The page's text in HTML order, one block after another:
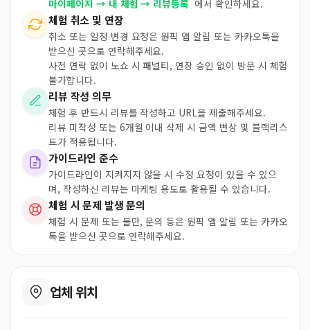
마이페이지 → 내 체험 → 리뷰등록 에서 확인하세요.
체험 취소 및 연장
취소 또는 일정 변경 요청은 원픽 앱 알림 또는 카카오톡을
받으신 곳으로 연락해주세요.
사전 연락 없이 노쇼 시 패널티, 연장 승인 없이 방문 시 체험
불가합니다.
리뷰 작성 의무
체험 후 반드시 리뷰를 작성하고 URL을 제출해주세요.
리뷰 미작성 또는 6개월 이내 삭제 시 금액 변상 및 블랙리스
트가 적용됩니다.
가이드라인 준수
가이드라인이 지켜지지 않을 시 수정 요청이 있을 수 있으
며, 작성하신 리뷰는 마케팅 용도로 활용될 수 있습니다.
체험 시 문제 발생 문의
체험 시 문제 또는 불만, 문의 등은 원픽 앱 알림 또는 카카오
톡을 받으신 곳으로 연락해주세요.
업체 위치